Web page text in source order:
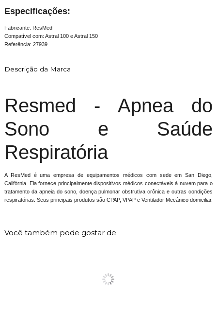
Especificações:
Fabricante: ResMed
Compatível com: Astral 100 e Astral 150
Referência: 27939
Descrição da Marca
Resmed - Apnea do
Sono e Saúde
Respiratória
A ResMed é uma empresa de equipamentos médicos com sede em San Diego,
Califórnia. Ela fornece principalmente dispositivos médicos conectáveis ​​à nuvem para o
tratamento da apneia do sono, doença pulmonar obstrutiva crônica e outras condições
respiratórias. Seus principais produtos são CPAP, VPAP e Ventilador Mecânico domiciliar.
Você também pode gostar de